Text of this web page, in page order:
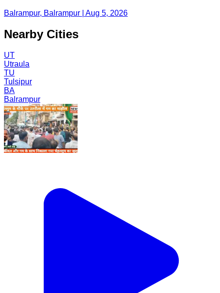
Balrampur, Balrampur | Aug 5, 2026
Nearby Cities
UT
Utraula
TU
Tulsipur
BA
Balrampur